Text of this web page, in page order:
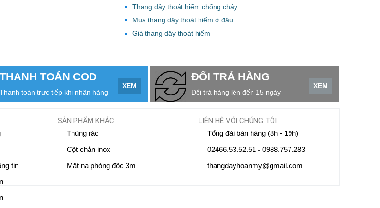
Thang dây thoát hiểm chống cháy
Mua thang dây thoát hiểm ở đâu
Giá thang dây thoát hiểm
THANH TOÁN COD
Thanh toán trực tiếp khi nhận hàng
XEM
ĐỔI TRẢ HÀNG
Đổi trả hàng lên đến 15 ngày
XEM
tin
SẢN PHẨM KHÁC
Thùng rác
Cột chắn inox
Mặt nạ phòng độc 3m
LIÊN HỆ VỚI CHÚNG TÔI
Tổng đài bán hàng (8h - 19h)
02466.53.52.51 -0988.757.283
thangdayhoanmy@gmail.com